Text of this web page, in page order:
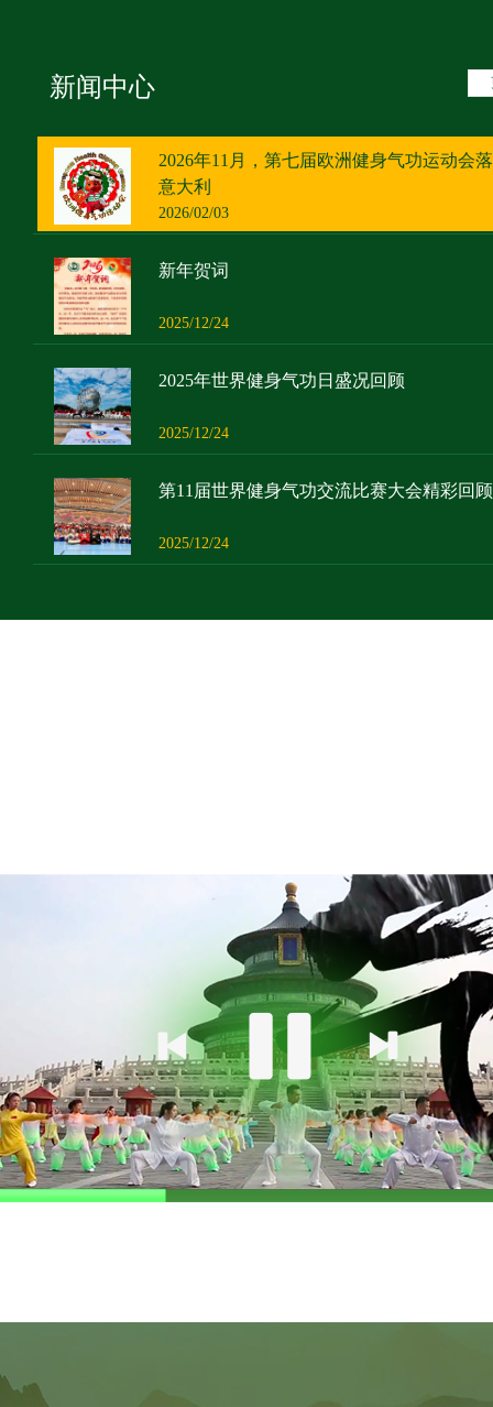
新闻中心
2026年11月，第七届欧洲健身气功运动会
意大利
2026/02/03
新年贺词
2025/12/24
2025年世界健身气功日盛况回顾
2025/12/24
第11届世界健身气功交流比赛大会精彩回顾
2025/12/24